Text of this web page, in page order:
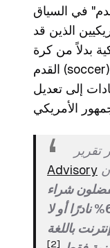
في السياق
الذين قد
بدلاً من كرة
القدم (soccer). وبالمثل، قد تحتاج الإشارات إلى
إلى تعديل
Advisory
شراء
60% نادرًا أو لا
باللغة
[2]